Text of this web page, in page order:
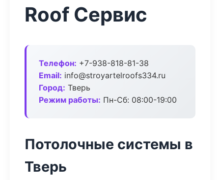
Roof Сервис
Телефон: +7-938-818-81-38
Email: info@stroyartelroofs334.ru
Город: Тверь
Режим работы: Пн-Сб: 08:00-19:00
Потолочные системы в
Тверь